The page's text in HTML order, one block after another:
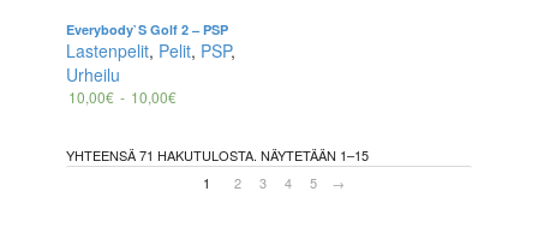
Everybody`s Golf 2 – PSP
Lastenpelit, Pelit, PSP,
Urheilu
10,00€ - 10,00€
YHTEENSÄ 71 HAKUTULOSTA. NÄYTETÄÄN 1–15
1
2 3 4 5 →